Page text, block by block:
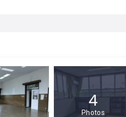
4
Photos